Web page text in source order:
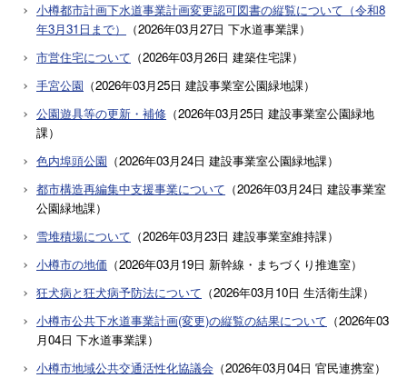
小樽都市計画下水道事業計画変更認可図書の縦覧について（令和8
年3月31日まで）
（2026年03月27日 下水道事業課）
市営住宅について （2026年03月26日 建築住宅課）
手宮公園 （2026年03月25日 建設事業室公園緑地課）
公園遊具等の更新・補修 （2026年03月25日 建設事業室公園緑地
課）
色内埠頭公園 （2026年03月24日 建設事業室公園緑地課）
都市構造再編集中支援事業について （2026年03月24日 建設事業室
公園緑地課）
雪堆積場について （2026年03月23日 建設事業室維持課）
小樽市の地価 （2026年03月19日 新幹線・まちづくり推進室）
狂犬病と狂犬病予防法について （2026年03月10日 生活衛生課）
小樽市公共下水道事業計画(変更)の縦覧の結果について （2026年03
月04日 下水道事業課）
小樽市地域公共交通活性化協議会 （2026年03月04日 官民連携室）